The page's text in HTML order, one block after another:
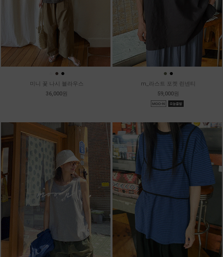
● ●
미니 꽃 나시 블라우스
36,000원
● ●
m_라스트 포켓 린넨티
59,000원